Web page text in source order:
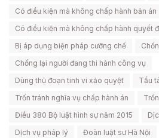
Có điều kiện mà không chấp hành bản án
Có điều kiện mà không chấp hành quyết
Bị áp dụng biện pháp cưỡng chế
Chống lại người đang thi hành công vụ
Dùng thủ đoạn tinh vi xảo quyệt
Tẩu
Trốn tránh nghĩa vụ chấp hành án
Điều 380 Bộ luật hình sự năm 2015
Dịch vụ pháp lý
Đoàn luật sư Hà Nội